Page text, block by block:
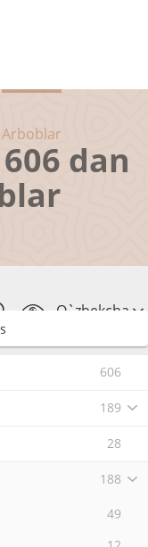
Arboblar
O`zbekcha
dan
606
189
28
188
49